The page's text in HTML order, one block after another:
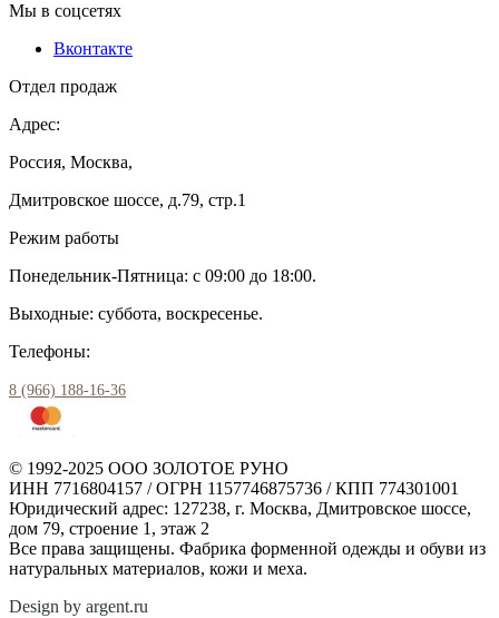
Мы в соцсетях
Вконтакте
Отдел продаж
Адрес:
Россия, Москва,
Дмитровское шоссе, д.79, стр.1
Режим работы
Понедельник-Пятница: с 09:00 до 18:00.
Выходные: суббота, воскресенье.
Телефоны:
8 (966) 188-16-36
© 1992-2025 ООО ЗОЛОТОЕ РУНО
ИНН 7716804157 / ОГРН 1157746875736 / КПП 774301001
Юридический адрес: 127238, г. Москва, Дмитровское шоссе,
дом 79, строение 1, этаж 2
Все права защищены. Фабрика форменной одежды и обуви из
натуральных материалов, кожи и меха.
Design by argent.ru